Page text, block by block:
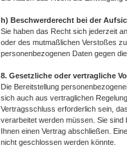
h) Beschwerderecht bei der
Sie haben das Recht sich jederzeit
oder des mutmaßlichen Verstoßes
personenbezogenen Daten gegen
8. Gesetzliche oder vertragliche
Die Bereitstellung
sich auch aus vertraglichen
Vertragsschluss erforderlich sein,
verarbeitet werden müssen. Sie
Ihnen einen Vertrag abschließen.
nicht geschlossen werden könnte.